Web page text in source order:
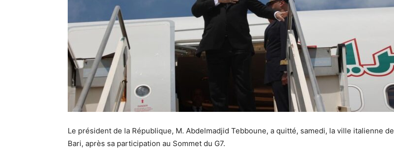
Le président de la République, M. Abdelmadjid Tebboune, a quitté, samedi, la ville italienne de
Bari, après sa participation au Sommet du G7.